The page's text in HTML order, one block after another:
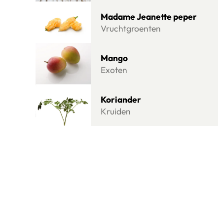
Madame Jeanette peper
Vruchtgroenten
Mango
Exoten
Lees meer over Mango
Koriander
Kruiden